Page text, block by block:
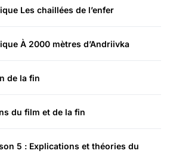
Les chaillées de l’enfer
À 2000 mètres d’Andriivka
de la fin
du film et de la fin
5 : Explications et théories du